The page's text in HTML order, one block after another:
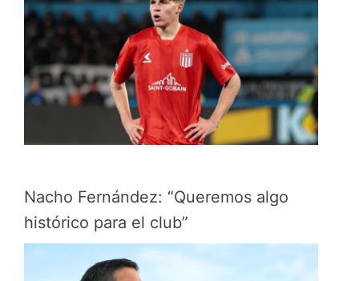
Nacho Fernández: “Queremos algo
histórico para el club”